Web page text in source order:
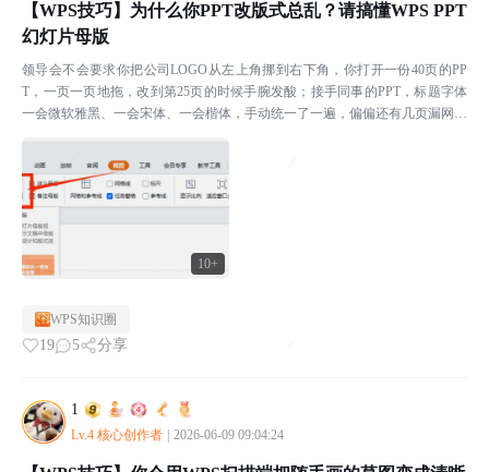
10+
【WPS技巧】为什么你PPT改版式总乱？请搞懂WPS PPT
幻灯片母版
领导会不会要求你把公司LOGO从左上角挪到右下角，你打开一份40页的PP
T，一页一页地拖，改到第25页的时候手腕发酸；接手同事的PPT，标题字体
一会微软雅黑、一会宋体、一会楷体，手动统一了一遍，偏偏还有几页漏网；
WPS知识圈
19 5 分享
1
Lv.4 核心创作者 2026-06-09 09:04:24